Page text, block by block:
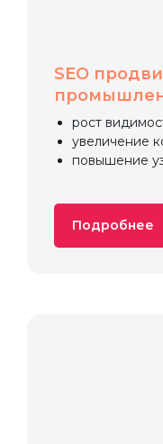
SEO
рост
увеличение
повышение
Подробнее